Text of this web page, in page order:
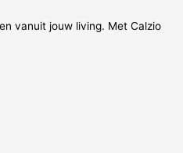
vanuit jouw living. Met Calzio